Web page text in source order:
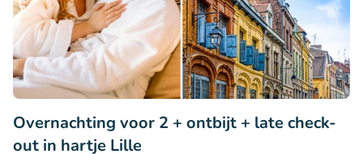
Overnachting voor 2 + ontbijt + late check-
out in hartje Lille